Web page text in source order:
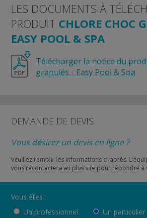
LES DOCUMENTS À
PRODUIT CHLORE CHOC
EASY POOL & SPA
Télécharger la notice du
granulés - Easy Pool & Spa
DEMANDE DE DEVIS
Vous désirez un devis en ligne ?
Veuillez remplir les informations ci-après.
vous recontactera au plus vite pour répondre à
Vous êtes :
Un professionnel
Un particulier